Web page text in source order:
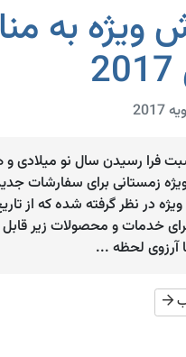
ویژه به
فرا رسیدن سال نو میلادی
برای خدمات و محصولات زیر
آرزوی لحظه ...